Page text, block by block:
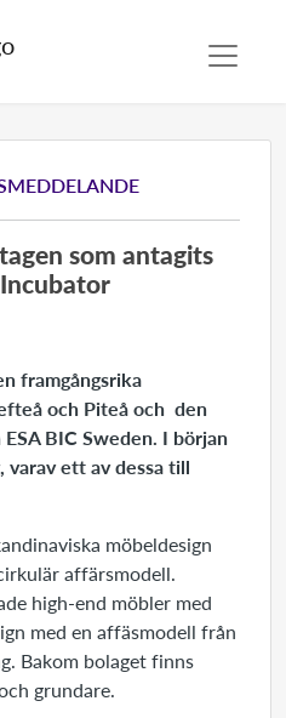
som antagits
framgångsrika
och Piteå och den
BIC Sweden. I början
varav ett av dessa till
möbeldesign
affärsmodell.
high-end möbler med
med en affäsmodell från
Bakom bolaget finns
grundare.